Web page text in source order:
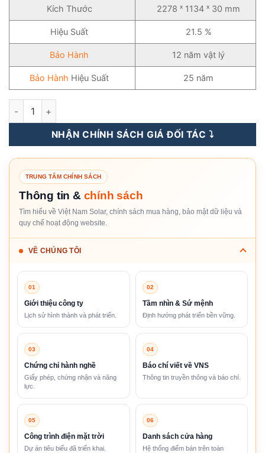
Kích Thước 2278 ˣ 1134 ˣ 30 mm
Hiệu Suất 21.5 %
Bảo Hành 12 năm vật lý
Bảo Hành Hiệu Suất 25 năm
Tấm Pin Năng Lượng Mặt Trời Canadian Solar 555WP -
NHẬN CHÍNH SÁCH GIÁ ĐỐI TÁC ⤵️
TRUNG TÂM CHÍNH SÁCH
Thông tin & chính sách
Tìm hiểu về Việt Nam Solar, chính sách mua hàng, bảo mật dữ liệu và
quy chế hoạt động website.
VỀ CHÚNG TÔI
01
Giới thiệu công ty
Lịch sử hình thành và phát triển.
02
Tầm nhìn & Sứ mệnh
Định hướng phát triển bền vững.
03
Chứng chỉ hành nghề
Giấy phép, chứng nhận và năng
lực.
04
Báo chí viết về VNS
Thông tin truyền thông và báo chí.
05
Công trình điện mặt trời
Dự án tiêu biểu đã triển khai.
06
Danh sách cửa hàng
Hệ thống điểm bán trên toàn